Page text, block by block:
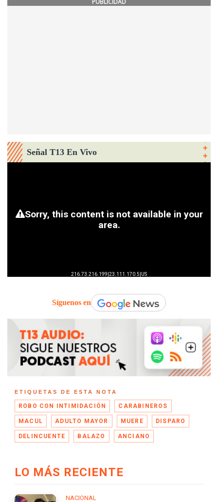
PUBLICIDAD
Señal T13 En Vivo
Síguenos en
ETIQUETAS DE ESTA NOTA
ROBO CON INTIMIDACIÓN CARABINEROS
MACUL ADULTO MAYOR MUERE DISPARO
DELINCUENTE BALAZO ANCIANO
LO MÁS RECIENTE
NACIONAL